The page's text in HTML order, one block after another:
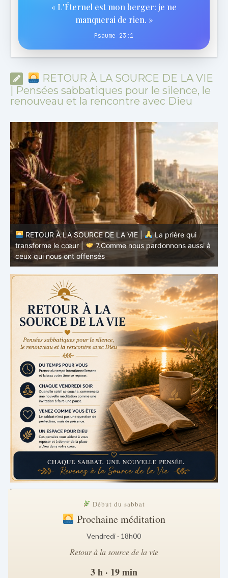
« L'Éternel est mon berger: je ne
manquerai de rien. »
Psaume 23:1
RETOUR À LA SOURCE DE LA VIE
| Pensées sabbatiques pour le silence, le
renouveau et la rencontre avec Dieu
RETOUR À LA SOURCE DE LA VIE |
La prière qui
transforme le cœur |
6.Et pardonne-nous nos offenses
.
Début du sabbat
Prochaine méditation
Vendredi · 18h00
Retour à la source de la vie
3 h · 19 min